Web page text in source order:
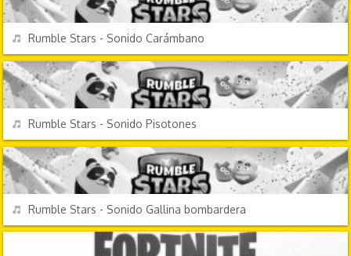
REPRODUCIR
Rumble Stars - Sonido Carámbano
REPRODUCIR
Rumble Stars - Sonido Pisotones
REPRODUCIR
Rumble Stars - Sonido Gallina bombardera